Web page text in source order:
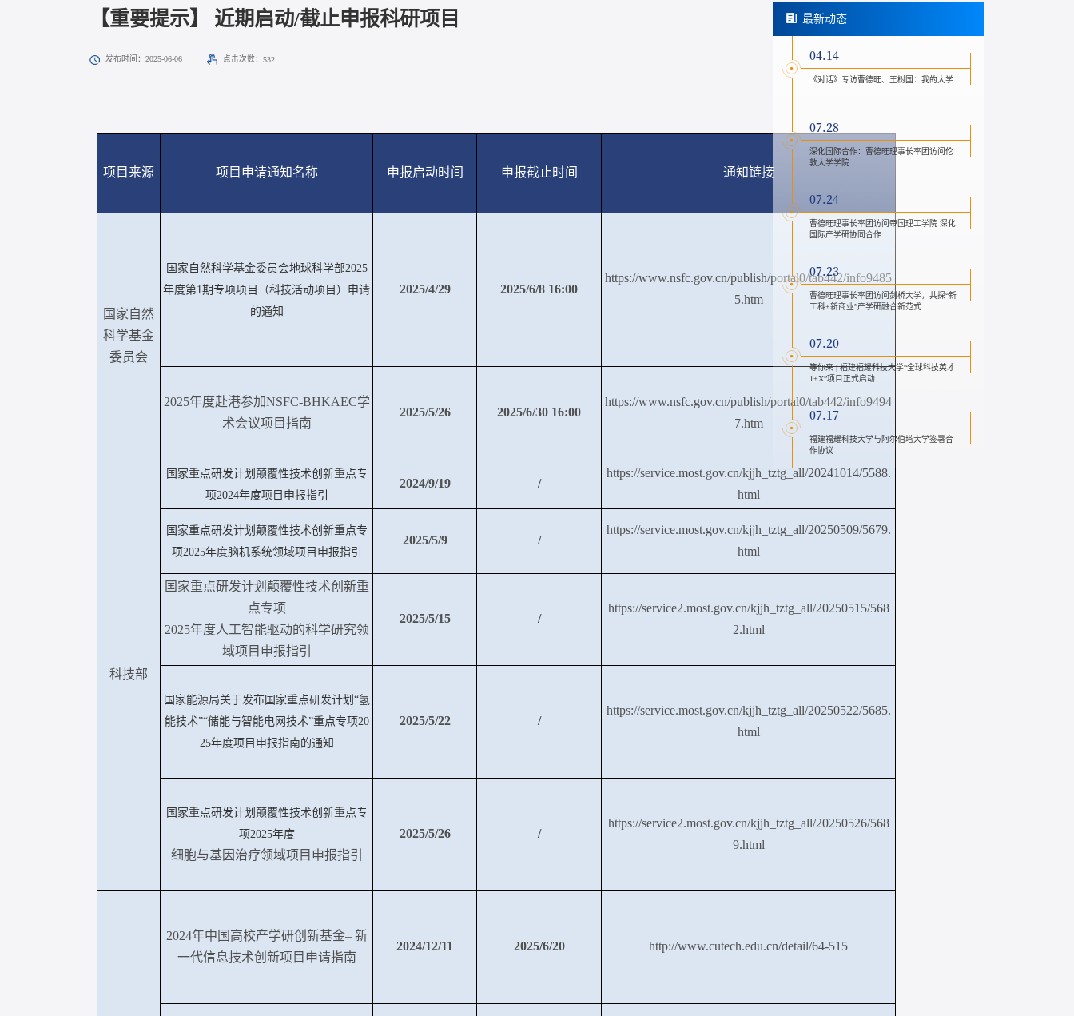
【重要提示】 近期启动/截止申报科研项目
发布时间：2025-06-06 点击次数： 532
项目来源 项目申请通知名称 申报启动时间 申报截止时间 通知链接
国家自然
科学基金
委员会
国家自然科学基金委员会地球科学部2025
年度第1期专项项目（科技活动项目）申请
的通知
2025/4/29 2025/6/8 16:00
https://www.nsfc.gov.cn/publish/portal0/tab442/info9485
5.htm
2025年度赴港参加NSFC-BHKAEC学
术会议项目指南
2025/5/26 2025/6/30 16:00
https://www.nsfc.gov.cn/publish/portal0/tab442/info9494
7.htm
科技部
国家重点研发计划颠覆性技术创新重点专
项2024年度项目申报指引
2024/9/19 /
https://service.most.gov.cn/kjjh_tztg_all/20241014/5588.
html
国家重点研发计划颠覆性技术创新重点专
项2025年度脑机系统领域项目申报指引
2025/5/9 /
https://service.most.gov.cn/kjjh_tztg_all/20250509/5679.
html
国家重点研发计划颠覆性技术创新重
点专项
2025年度人工智能驱动的科学研究领
域项目申报指引
2025/5/15 /
https://service2.most.gov.cn/kjjh_tztg_all/20250515/568
2.html
国家能源局关于发布国家重点研发计划 “氢
能技术”“储能与智能电网技术”重点专项20
25年度项目申报指南的通知
2025/5/22 /
https://service.most.gov.cn/kjjh_tztg_all/20250522/5685.
html
国家重点研发计划颠覆性技术创新重点专
项2025年度
细胞与基因治疗领域项目申报指引
2025/5/26 /
https://service2.most.gov.cn/kjjh_tztg_all/20250526/568
9.html
2024年中国高校产学研创新基金– 新
一代信息技术创新项目申请指南
2024/12/11 2025/6/20 http://www.cutech.edu.cn/detail/64-515
最新动态
04.14
《对话》专访曹德旺、王树国：我的大学
07.28
深化国际合作：曹德旺理事长率团访问伦
敦大学学院
07.24
曹德旺理事长率团访问帝国理工学院 深化
国际产学研协同合作
07.23
曹德旺理事长率团访问剑桥大学，共探“新
工科+新商业”产学研融合新范式
07.20
等你来 | 福建福耀科技大学“全球科技英才
1+X”项目正式启动
07.17
福建福耀科技大学与阿尔伯塔大学签署合
作协议